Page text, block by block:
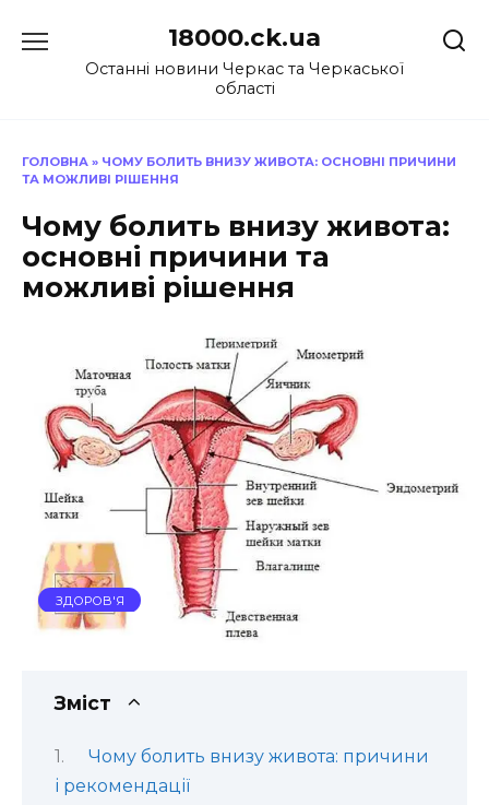
до
18000.ck.ua
Останні новини Черкас та Черкаської
області
ГОЛОВНА » ЧОМУ БОЛИТЬ ВНИЗУ ЖИВОТА: ОСНОВНІ ПРИЧИНИ
ТА МОЖЛИВІ РІШЕННЯ
Чому болить внизу живота:
основні причини та
можливі рішення
ЗДОРОВ'Я
Зміст
Чому болить внизу живота: причини
і рекомендації